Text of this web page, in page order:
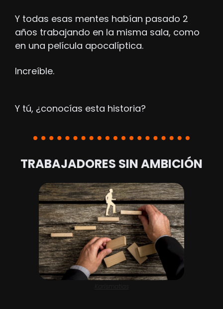
Y todas esas mentes habían pasado 2
años trabajando en la misma sala, como
en una película apocalíptica.
Increíble.
Y tú, ¿conocías esta historia?
TRABAJADORES SIN AMBICIÓN